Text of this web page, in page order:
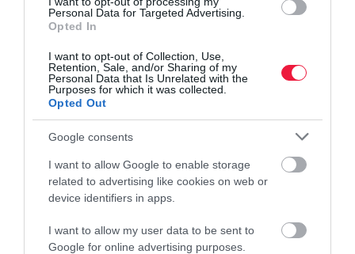
Personal Data for Targeted Advertising.
Opted In
I want to opt-out of Collection, Use,
Retention, Sale, and/or Sharing of my
Personal Data that Is Unrelated with the
Purposes for which it was collected.
Opted Out
Google consents
I want to allow Google to enable storage
related to advertising like cookies on web or
device identifiers in apps.
I want to allow my user data to be sent to
Google for online advertising purposes.
PIACOK